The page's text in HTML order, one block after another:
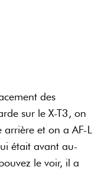
des
sur le X-T3, on
et on a AF-L
était avant au-
le voir, il a